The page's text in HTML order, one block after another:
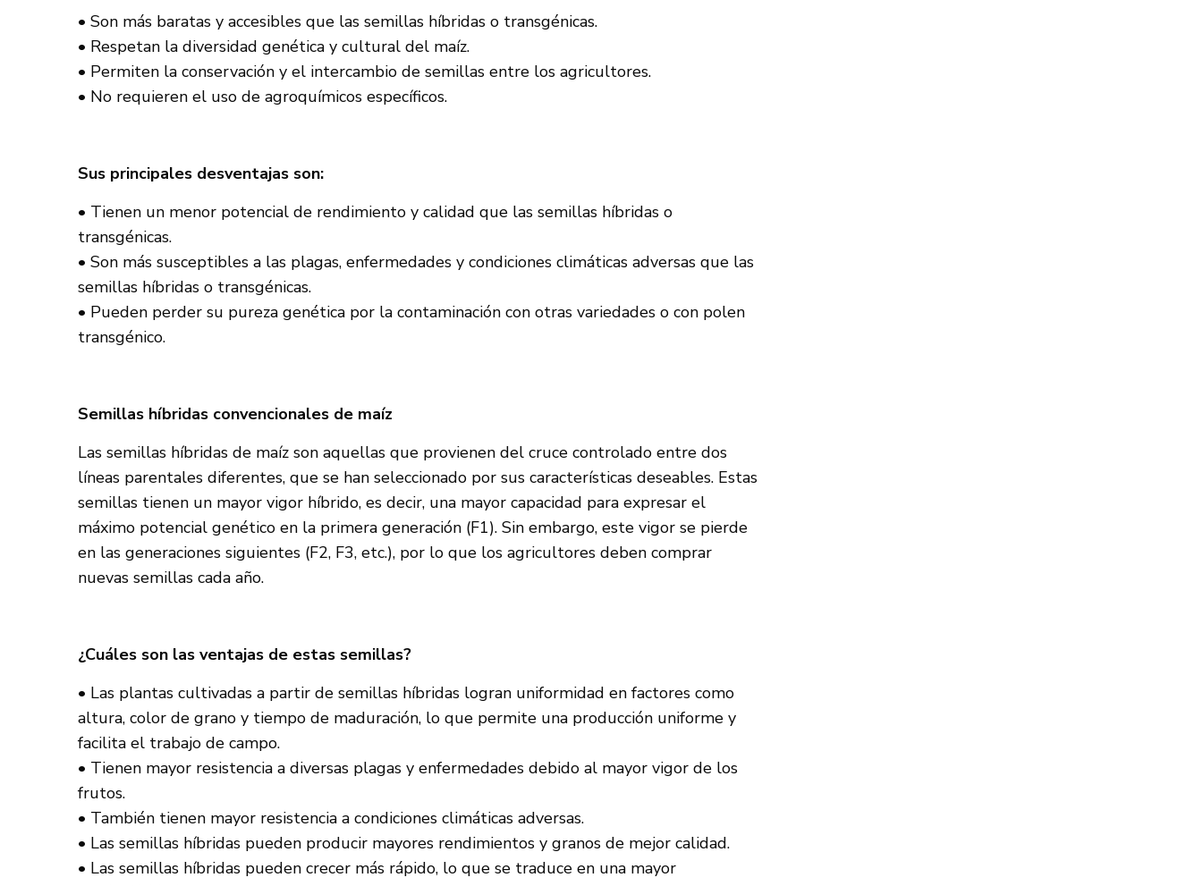
• Son más baratas y accesibles que las semillas híbridas o transgénicas.
• Respetan la diversidad genética y cultural del maíz.
• Permiten la conservación y el intercambio de semillas entre los agricultores.
• No requieren el uso de agroquímicos específicos.
Sus principales desventajas son:
• Tienen un menor potencial de rendimiento y calidad que las semillas híbridas o
transgénicas.
• Son más susceptibles a las plagas, enfermedades y condiciones climáticas adversas que las
semillas híbridas o transgénicas.
• Pueden perder su pureza genética por la contaminación con otras variedades o con polen
transgénico.
Semillas híbridas convencionales de maíz
Las semillas híbridas de maíz son aquellas que provienen del cruce controlado entre dos
líneas parentales diferentes, que se han seleccionado por sus características deseables. Estas
semillas tienen un mayor vigor híbrido, es decir, una mayor capacidad para expresar el
máximo potencial genético en la primera generación (F1). Sin embargo, este vigor se pierde
en las generaciones siguientes (F2, F3, etc.), por lo que los agricultores deben comprar
nuevas semillas cada año.
¿Cuáles son las ventajas de estas semillas?
• Las plantas cultivadas a partir de semillas híbridas logran uniformidad en factores como
altura, color de grano y tiempo de maduración, lo que permite una producción uniforme y
facilita el trabajo de campo.
• Tienen mayor resistencia a diversas plagas y enfermedades debido al mayor vigor de los
frutos.
• También tienen mayor resistencia a condiciones climáticas adversas.
• Las semillas híbridas pueden producir mayores rendimientos y granos de mejor calidad.
• Las semillas híbridas pueden crecer más rápido, lo que se traduce en una mayor